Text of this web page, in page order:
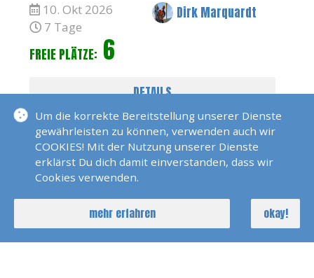
10. Okt 2026
7 Tage
Dirk Marquardt
FREIE PLÄTZE: 6
DETAILS
Skippertraining Und Meilentörn
Teneriffa
Um die korrekte Bereitstellung unserer Dienste
gewährleisten zu können, verwenden auch wir
COOKIES! Mit der Nutzung unserer Dienste
erklärst Du dich damit einverstanden, dass wir
Cookies verwenden.
mehr erfahren okay!